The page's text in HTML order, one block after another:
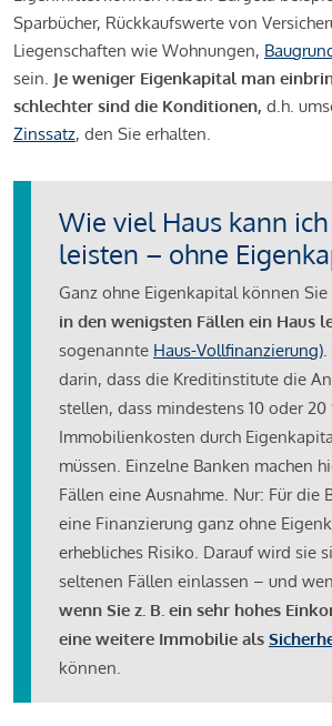
Sparbücher, Rückkaufswerte von
Liegenschaften wie Wohnungen,
sein. Je weniger Eigenkapital man
schlechter sind die Konditionen, d.h.
Zinssatz, den Sie erhalten.
Wie viel Haus kann
leisten – ohne
Ganz ohne Eigenkapital können
in den wenigsten Fällen ein Haus
sogenannte Haus-Vollfinanzierung).
darin, dass die Kreditinstitute die
stellen, dass mindestens 10 oder 20
Immobilienkosten durch
müssen. Einzelne Banken machen
Fällen eine Ausnahme. Nur: Für die
eine Finanzierung ganz ohne
erhebliches Risiko. Darauf wird sie
seltenen Fällen einlassen – und
wenn Sie z. B. ein sehr hohes
eine weitere Immobilie als
können.